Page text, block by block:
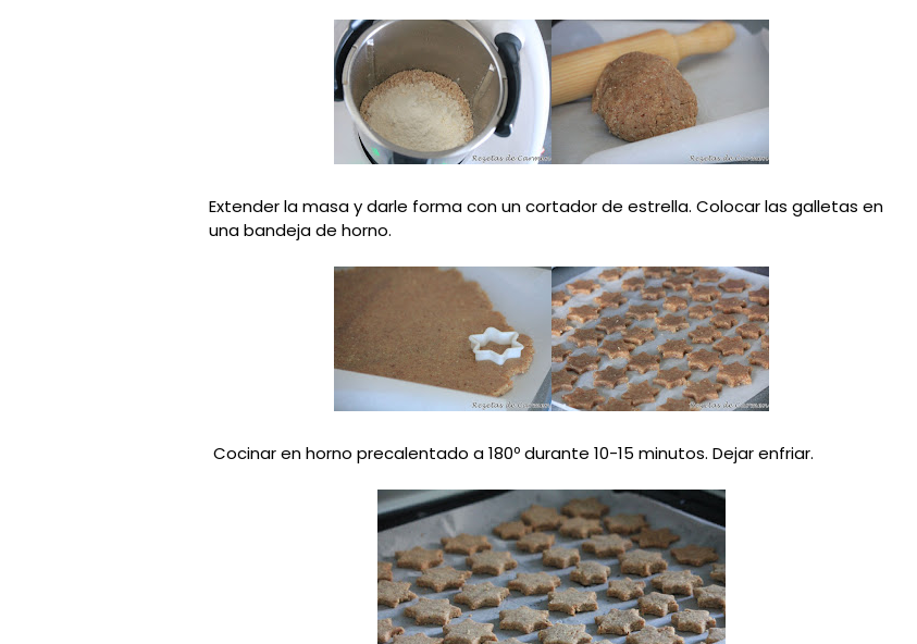
Extender la masa y darle forma con un cortador de estrella. Colocar las galletas en
una bandeja de horno.
Cocinar en horno precalentado a 180º durante 10-15 minutos. Dejar enfriar.